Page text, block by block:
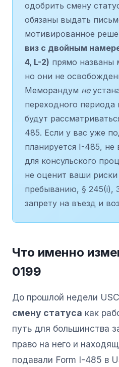
одобрить смену
обязаны выдать
мотивированное
виз с двойным
4, L-2) прямо названы
но они не
Меморандум не
переходного периода
будут
485. Если у вас уже
планируется I-485,
для консульского
не оценит ваши
пребыванию, § 245(i),
запрету на въезд и
Что именно
0199
До прошлой недели
смену статуса как
путь для большинства
право на него и
подавали Form I-485 в